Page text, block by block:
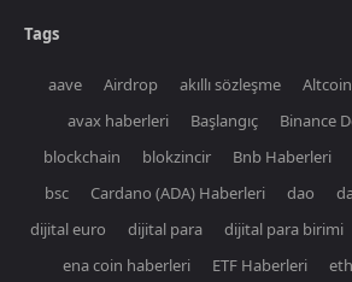
Tags
aave Airdrop akıllı sözleşme Altcoin
avax haberleri
Başlangıç Binance
blockchain
blokzincir Bnb Haberleri
bsc
Cardano (ADA) Haberleri dao
dijital euro
dijital para dijital para birimi
ena coin haberleri
ETF Haberleri